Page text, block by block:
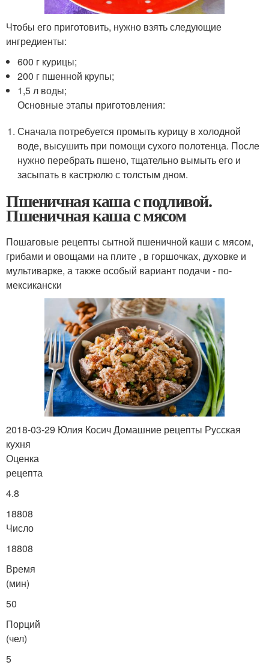
Чтобы его приготовить, нужно взять следующие
ингредиенты:
600 г курицы;
200 г пшенной крупы;
1,5 л воды;
Основные этапы приготовления:
Сначала потребуется промыть курицу в холодной
воде, высушить при помощи сухого полотенца. После
нужно перебрать пшено, тщательно вымыть его и
засыпать в кастрюлю с толстым дном.
Пшеничная каша с подливой.
Пшеничная каша с мясом
Пошаговые рецепты сытной пшеничной каши с мясом,
грибами и овощами на плите , в горшочках, духовке и
мультиварке, а также особый вариант подачи - по-
мексикански
2018-03-29 Юлия Косич Домашние рецепты Русская
кухня
Оценка
рецепта
4.8
18808
Число
18808
Время
(мин)
50
Порций
(чел)
5